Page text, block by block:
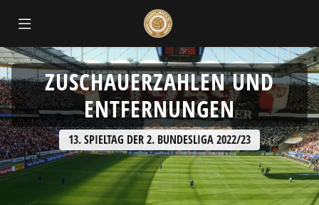
ZUSCHAUERZAHLEN UND
ENTFERNUNGEN
13. SPIELTAG DER 2. BUNDESLIGA 2022/23